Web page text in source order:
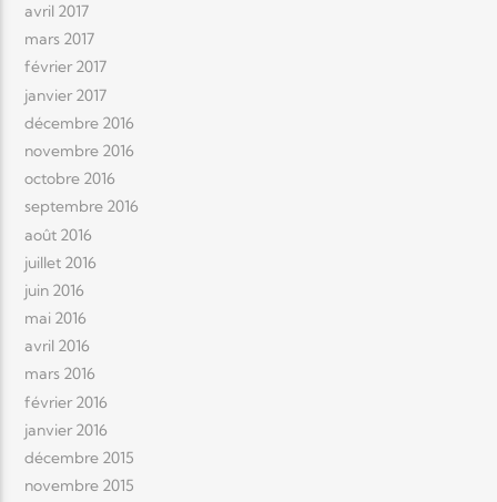
avril 2017
mars 2017
février 2017
janvier 2017
décembre 2016
novembre 2016
octobre 2016
septembre 2016
août 2016
juillet 2016
juin 2016
mai 2016
avril 2016
mars 2016
février 2016
janvier 2016
décembre 2015
novembre 2015